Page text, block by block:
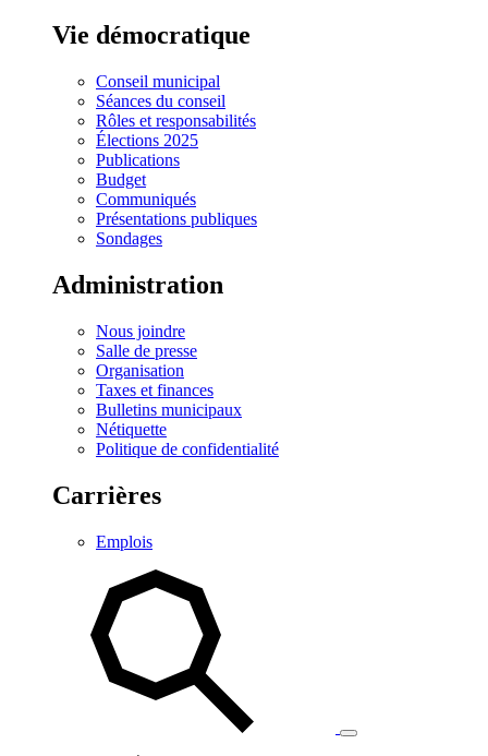
Vie démocratique
Conseil municipal
Séances du conseil
Rôles et responsabilités
Élections 2025
Publications
Budget
Communiqués
Présentations publiques
Sondages
Administration
Nous joindre
Salle de presse
Organisation
Taxes et finances
Bulletins municipaux
Nétiquette
Politique de confidentialité
Carrières
Emplois